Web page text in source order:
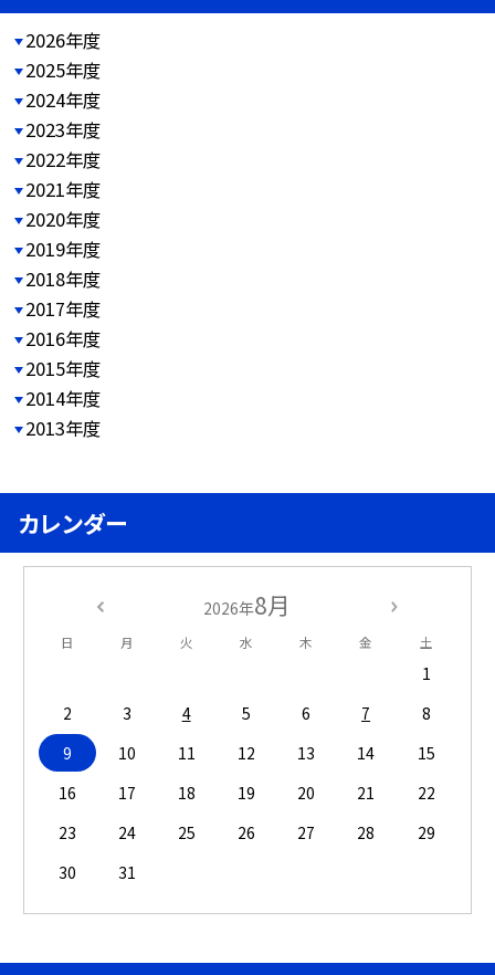
2026年度
2025年度
2024年度
2023年度
2022年度
2021年度
2020年度
2019年度
2018年度
2017年度
2016年度
2015年度
2014年度
2013年度
カレンダー
2026年8月
日 月 火 水 木 金 土
1
2
3 4 5 6 7
8
9
10 11 12 13 14
15
16
17 18 19 20 21
22
23
24 25 26 27 28
29
30
31